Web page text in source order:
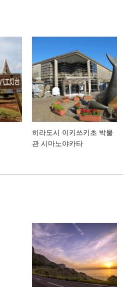
히라도시 이키쓰키초 박물
관 시마노야카타